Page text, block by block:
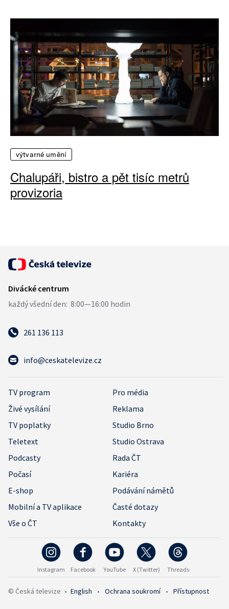
výtvarné umění
Chalupáři, bistro a pět tisíc metrů
provizoria
261 136 113
info@ceskatelevize.cz
TV program
Pro média
Živé vysílání
Reklama
TV poplatky
Studio Brno
Teletext
Studio Ostrava
Podcasty
Rada ČT
Počasí
Kariéra
E-shop
Podávání námětů
Mobilní a TV aplikace
Časté dotazy
Vše o ČT
Kontakty
Instagram Facebook YouTube X (Twitter) Threads
© Česká televize • English • Ochrana soukromí • Přístupnost